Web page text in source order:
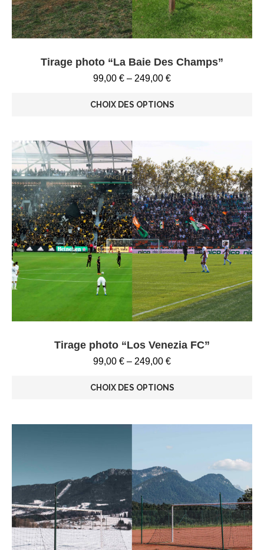
Tirage photo “La Baie Des Champs”
99,00 € – 249,00 €
CHOIX DES OPTIONS
Tirage photo “Los Venezia FC”
99,00 € – 249,00 €
CHOIX DES OPTIONS